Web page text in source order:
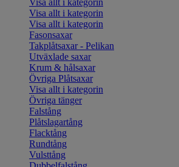
Visa allt i kategorin
Visa allt i kategorin
Visa allt i kategorin
Fasonsaxar
Takplåtsaxar - Pelikan
Utväxlade saxar
Krum & hålsaxar
Övriga Plåtsaxar
Visa allt i kategorin
Övriga tänger
Falstång
Plåtslagartång
Flacktång
Rundtång
Vulsttång